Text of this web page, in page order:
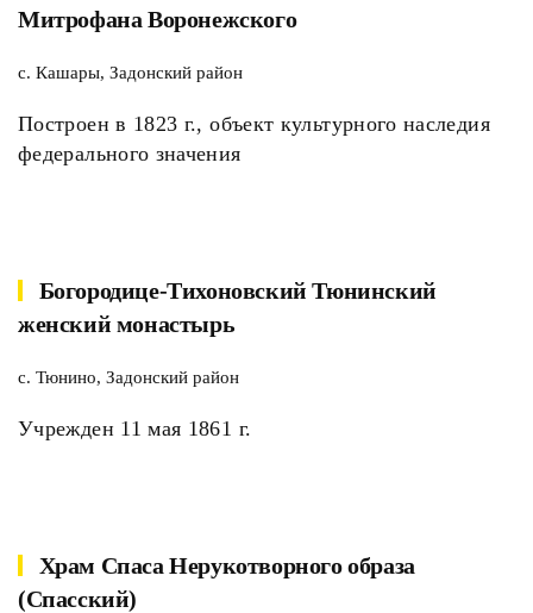
Митрофана Воронежского
с. Кашары, Задонский район
Построен в 1823 г., объект культурного наследия
федерального значения
Богородице-Тихоновский Тюнинский
женский монастырь
с. Тюнино, Задонский район
Учрежден 11 мая 1861 г.
Храм Спаса Нерукотворного образа
(Спасский)